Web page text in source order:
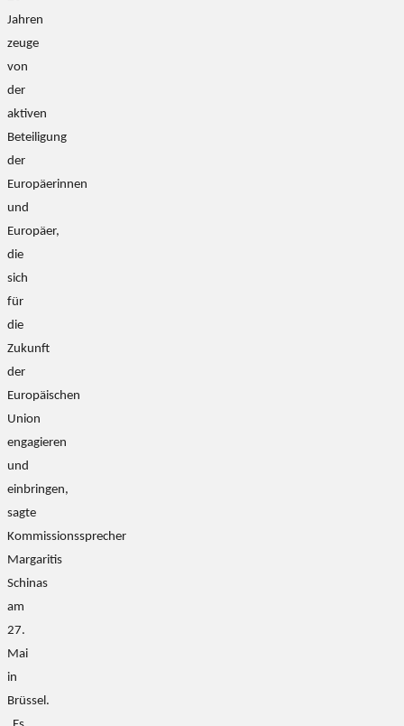
Jahren
zeuge
von
der
aktiven
Beteiligung
der
Europäerinnen
und
Europäer,
die
sich
für
die
Zukunft
der
Europäischen
Union
engagieren
und
einbringen,
sagte
Kommissionssprecher
Margaritis
Schinas
am
27.
Mai
in
Brüssel.